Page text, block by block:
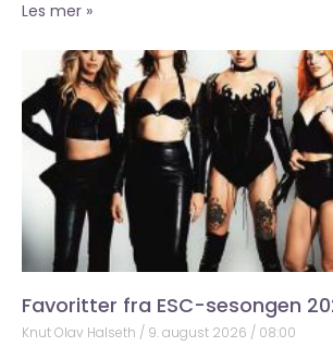
Les mer »
Favoritter fra ESC-sesongen
Knut Olav Halseth 9. august 2026 08:00